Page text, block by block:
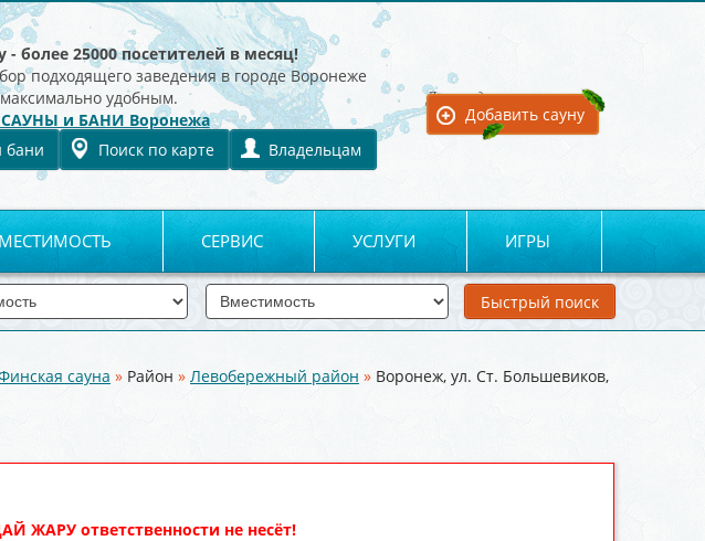
более 25000 посетителей в месяц!
подходящего заведения в городе Воронеже
удобным.
САУНЫ и БАНИ Воронежа
бани
Поиск по карте Владельцам
Для владельцев:
Добавить сауну
СЕРВИС УСЛУГИ ИГРЫ
сауна » Район » Левобережный район » Воронеж, ул. Ст. Большевиков,
ЖАРУ ответственности не несёт!